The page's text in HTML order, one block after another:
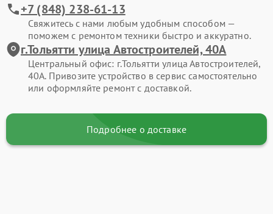
+7 (848) 238-61-13
Свяжитесь с нами любым удобным способом —
поможем с ремонтом техники быстро и аккуратно.
г.Тольятти улица Автостроителей, 40А
Центральный офис: г.Тольятти улица Автостроителей,
40А. Привозите устройство в сервис самостоятельно
или оформляйте ремонт с доставкой.
Подробнее о доставке